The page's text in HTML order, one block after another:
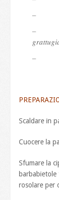
–
– 3
–
Scaldare in
Cuocere la
Sfumare la
barbabietole
rosolare per